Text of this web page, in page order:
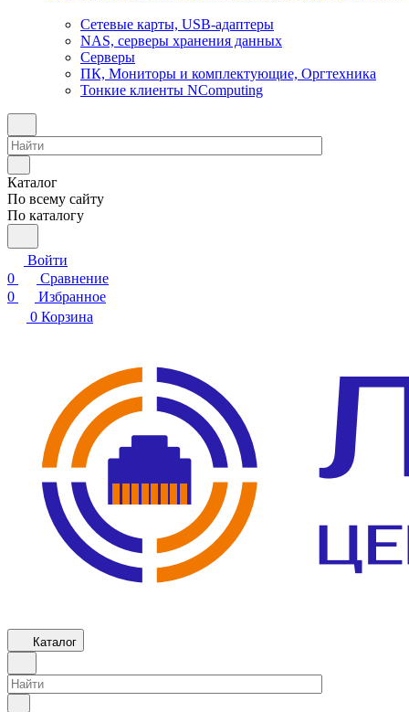
Сетевые карты, USB-адаптеры
NAS, серверы хранения данных
Серверы
ПК, Мониторы и комплектующие, Оргтехника
Тонкие клиенты NComputing
Каталог
По всему сайту
По каталогу
Войти
0
Сравнение
0
Избранное
0 Корзина
Каталог